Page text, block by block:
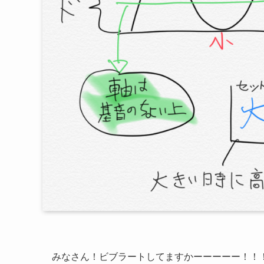
みなさん！ビブラートしてますかーーーーー！！